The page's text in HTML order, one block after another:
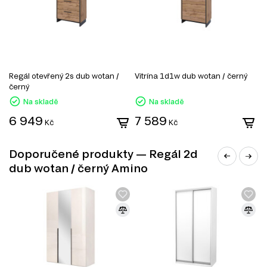
Konferenční stolky
Noční stolky
Botníky do předsíně
Kancelářské stoly
Regál otevřený 2s dub wotan /
černý
Na skladě
6 949 Kč
Vitrína 1d1w dub wotan / černý
Na skladě
7 589 Kč
Doporučené produkty — Regál 2d
dub wotan / černý Amino